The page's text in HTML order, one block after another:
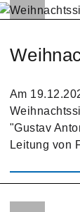
Am
"Gustav
Leitung von